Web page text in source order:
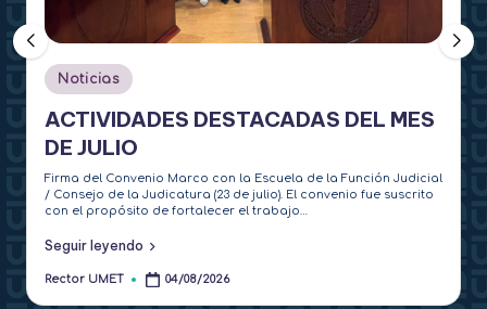
t
o
r
a
d
o
Publicado
en
Noticias
ACTIVIDADES DESTACADAS DEL MES
DE JULIO
Firma del Convenio Marco con la Escuela de la Función Judicial
/ Consejo de la Judicatura (23 de julio). El convenio fue suscrito
con el propósito de fortalecer el trabajo…
Seguir leyendo
Publicado
Rector UMET 04/08/2026